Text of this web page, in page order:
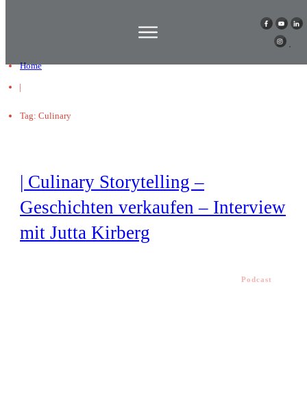
Home
|
Tag: Culinary
| Culinary Storytelling –
Geschichten verkaufen – Interview
mit Jutta Kirberg
Podcast